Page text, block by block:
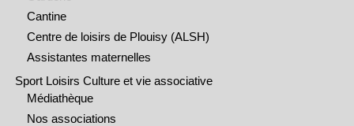
Cantine
Centre de loisirs de Plouisy (ALSH)
Assistantes maternelles
Sport Loisirs Culture et vie associative
Médiathèque
Nos associations